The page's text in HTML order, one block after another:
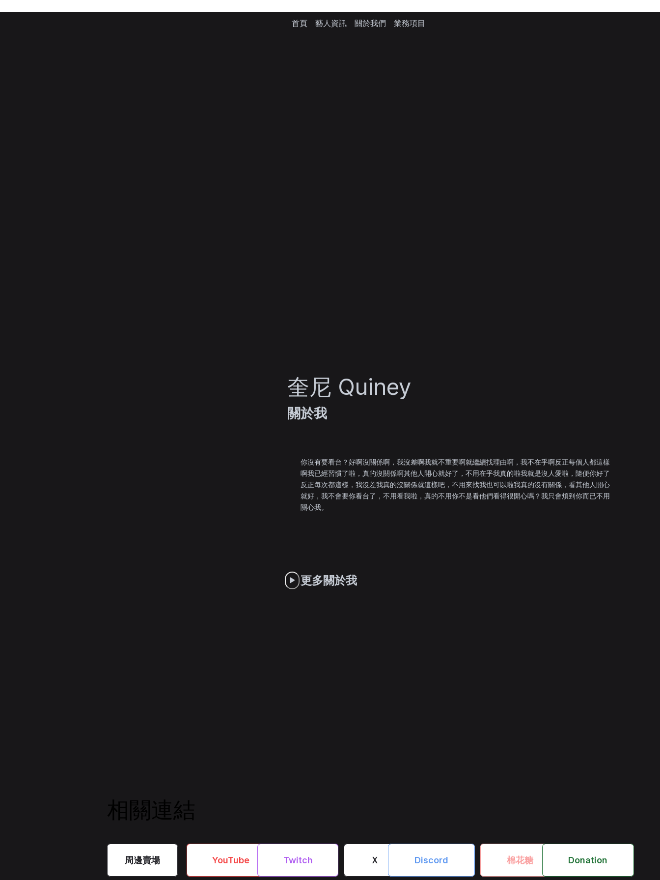
首頁 藝人資訊 關於我們 業務項目
奎尼 Quiney
關於我
你沒有要看台？好啊沒關係啊，我沒差啊我就不重要啊就繼續找理由啊，我不在乎啊反正每個人都這樣
啊我已經習慣了啦，真的沒關係啊其他人開心就好了，不用在乎我真的啦我就是沒人愛啦，隨便你好了
反正每次都這樣，我沒差我真的沒關係就這樣吧，不用來找我也可以啦我真的沒有關係，看其他人開心
就好，我不會要你看台了，不用看我啦，真的不用你不是看他們看得很開心嗎？我只會煩到你而已不用
關心我。
更多關於我
相關連結
周邊賣場 YouTube Twitch Ｘ Discord 棉花糖 Donation